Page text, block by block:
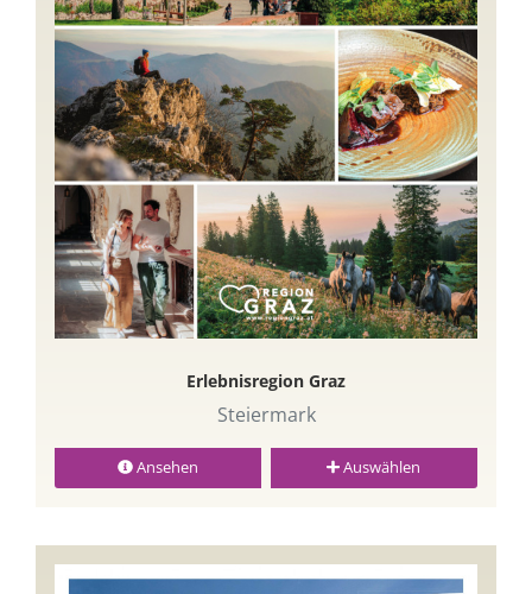
Erlebnisregion Graz
Steiermark
Ansehen Auswählen